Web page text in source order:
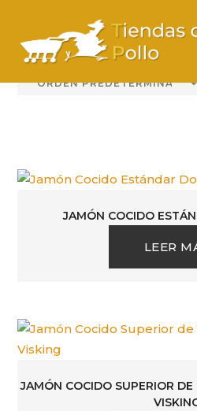
JAMÓN
JAMÓN COCIDO
LEER
JAMÓN COCIDO SUPERIOR